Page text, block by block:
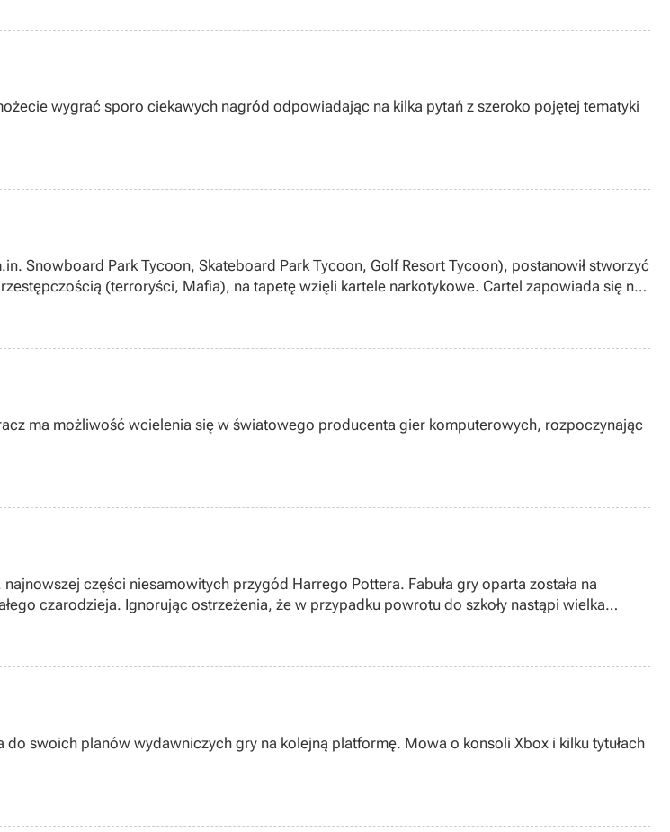
wygrać sporo ciekawych nagród odpowiadając na kilka pytań z szeroko pojętej tematyki
Snowboard Park Tycoon, Skateboard Park Tycoon, Golf Resort Tycoon), postanowił stworzyć
(terroryści, Mafia), na tapetę wzięli kartele narkotykowe. Cartel zapowiada się na
komandosa z międzynarodowych jednostek do zadań specjalnych DEA.
ma możliwość wcielenia się w światowego producenta gier komputerowych, rozpoczynając
części niesamowitych przygód Harrego Pottera. Fabuła gry oparta została na
czarodzieja. Ignorując ostrzeżenia, że w przypadku powrotu do szkoły nastąpi wielka
tylko po to, aby przekonać się, że podejrzenia Zgredka były słuszne. Wkrótce Harry zostaje
swoich planów wydawniczych gry na kolejną platformę. Mowa o konsoli Xbox i kilku tytułach